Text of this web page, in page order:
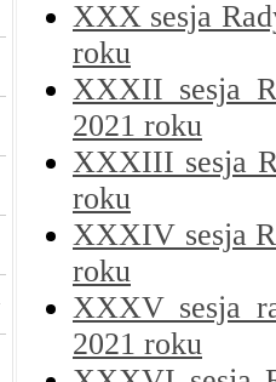
XXX sesja
roku
XXXII sesja
2021 roku
XXXIII sesja
roku
XXXIV sesja
roku
XXXV sesja
2021 roku